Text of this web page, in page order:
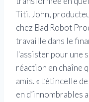
Titi. John,
chez Bad Robot
travaille dans le
l'assister pour une
réaction en chaîne
amis.« L’étincelle
en d’innombrables